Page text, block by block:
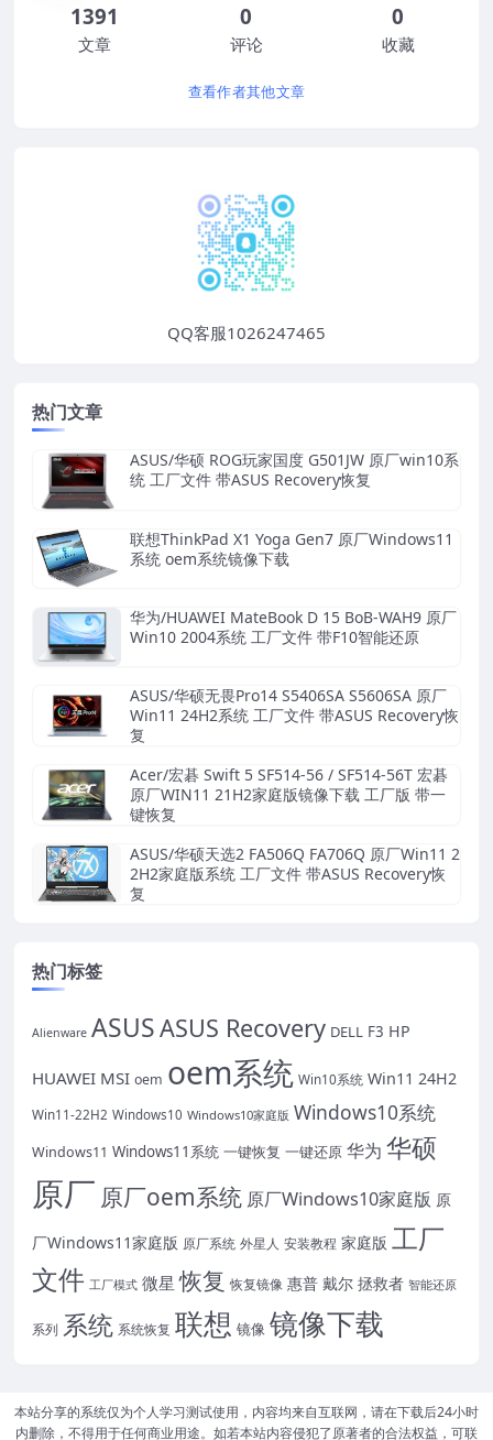
1391
文章
0
评论
0
收藏
查看作者其他文章
QQ客服1026247465
热门文章
ASUS/华硕 ROG玩家国度 G501JW 原厂win10系
统 工厂文件 带ASUS Recovery恢复
联想ThinkPad X1 Yoga Gen7 原厂Windows11
系统 oem系统镜像下载
华为/HUAWEI MateBook D 15 BoB-WAH9 原厂
Win10 2004系统 工厂文件 带F10智能还原
ASUS/华硕无畏Pro14 S5406SA S5606SA 原厂
Win11 24H2系统 工厂文件 带ASUS Recovery恢
复
Acer/宏碁 Swift 5 SF514-56 / SF514-56T 宏碁
原厂WIN11 21H2家庭版镜像下载 工厂版 带一
键恢复
ASUS/华硕天选2 FA506Q FA706Q 原厂Win11 2
2H2家庭版系统 工厂文件 带ASUS Recovery恢
复
热门标签
Alienware ASUSASUS Recovery DELL F3 HP
HUAWEI MSI oem oem系统 Win10系统 Win11 24H2
Win11-22H2 Windows10 Windows10家庭版 Windows10系统
Windows11 Windows11系统 一键恢复 一键还原 华为 华硕
原厂 原厂oem系统 原厂Windows10家庭版 原
厂Windows11家庭版 原厂系统 外星人 安装教程 家庭版 工厂
文件 工厂模式 微星 恢复 恢复镜像 惠普 戴尔 拯救者 智能还原
系列 系统 系统恢复 联想 镜像 镜像下载
本站分享的系统仅为个人学习测试使用，内容均来自互联网，请在下载后24小时
内删除，不得用于任何商业用途。如若本站内容侵犯了原著者的合法权益，可联